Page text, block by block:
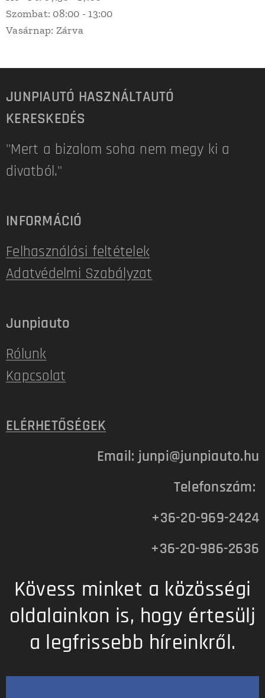
Szombat: 08:00 - 13:00
Vasárnap: Zárva
JUNPIAUTÓ HASZNÁLTAUTÓ
KERESKEDÉS
"Mert a bizalom soha nem megy ki a
divatból."
INFORMÁCIÓ
Felhasználási feltételek
Adatvédelmi Szabályzat
Junpiauto
Rólunk
Kapcsolat
ELÉRHETŐSÉGEK
Email: junpi@junpiauto.hu
Telefonszám:
+36-20-969-2424
+36-20-986-2636
Kövess minket a közösségi
oldalainkon is, hogy értesülj
a legfrissebb híreinkről.